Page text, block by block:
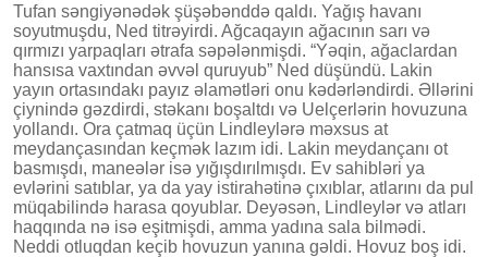
Tufan səngiyənədək şüşəbənddə qaldı. Yağış havanı
soyutmuşdu, Ned titrəyirdi. Ağcaqayın ağacının sarı və
qırmızı yarpaqları ətrafa səpələnmişdi. “Yəqin, ağaclardan
hansısa vaxtından əvvəl quruyub” Ned düşündü. Lakin
yayın ortasındakı payız əlamətləri onu kədərləndirdi. Əllərini
çiynində gəzdirdi, stəkanı boşaltdı və Uelçerlərin hovuzuna
yollandı. Ora çatmaq üçün Lindleylərə məxsus at
meydançasından keçmək lazım idi. Lakin meydançanı ot
basmışdı, maneələr isə yığışdırılmışdı. Ev sahibləri ya
evlərini satıblar, ya da yay istirahətinə çıxıblar, atlarını da pul
müqabilində harasa qoyublar. Deyəsən, Lindleylər və atları
haqqında nə isə eşitmişdi, amma yadına sala bilmədi.
Neddi otluqdan keçib hovuzun yanına gəldi. Hovuz boş idi.